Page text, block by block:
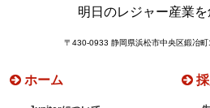
明日のレジャー産業
〒430-0933 静岡県浜松市中央区鍛冶
ホーム